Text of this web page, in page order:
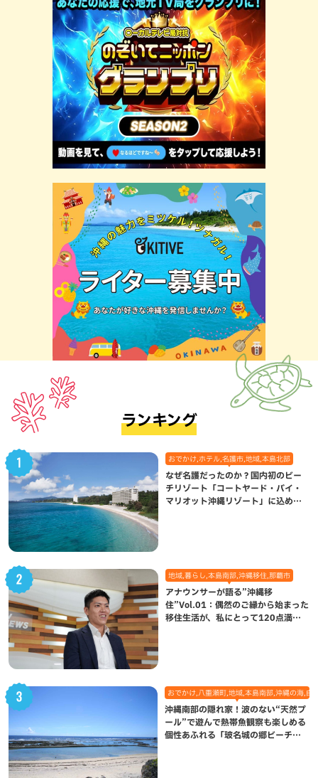
ランキング
おでかけ,ホテル,名護市,地域,本島北部
なぜ名護だったのか？国内初のビー
チリゾート「コートヤード・バイ・
マリオット沖縄リゾート」に込めら
地域,暮らし,本島南部,沖縄移住,那覇市
アナウンサーが語る”沖縄移
住”Vol.01：偶然のご縁から始まった
移住生活が、私にとって120点満点
おでかけ,八重瀬町,地域,本島南部,沖縄の海,自
沖縄南部の隠れ家！波のない“天然プ
ール”で遊んで熱帯魚観察も楽しめる
個性あふれる「玻名城の郷ビーチ」